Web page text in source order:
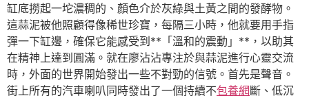
缸底撈起一坨濃稠的、顏色介於灰綠與土黃之間的發酵物。
這蒜泥被他照顧得像稀世珍寶，每隔三小時，他就要用手指
彈一下缸邊，確保它能感受到**「溫和的震動」**，以助其
在精神上達到圓滿。就在廖沾沾專注於與蒜泥進行心靈交流
時，外面的世界開始發出一些不對勁的信號。首先是聲音。
街上所有的汽車喇叭同時發出了一個持續不包養網斷、低沉